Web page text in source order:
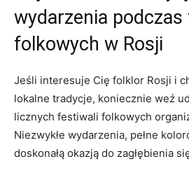
wydarzenia
folkowych w Rosji
Jeśli interesuje ‌Cię folklor ‍Rosji i
lokalne ⁢tradycje, koniecznie weź
licznych festiwali folkowych
Niezwykłe wydarzenia, pełne⁣
doskonałą okazją do ​zagłębienia‌